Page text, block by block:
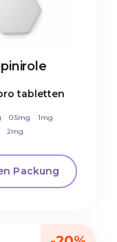
tabletten
0.5mg
1mg
2mg
Packung